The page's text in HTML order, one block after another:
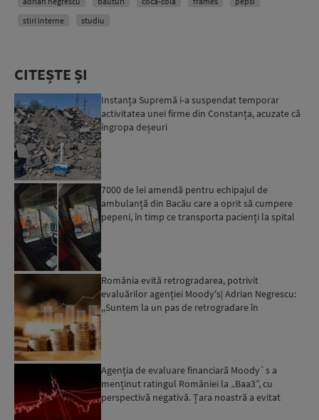
stiri interne
studiu
CITEȘTE ȘI
Instanța Supremă i-a suspendat temporar
activitatea unei firme din Constanța, acuzate că
îngropa deșeuri
7000 de lei amendă pentru echipajul de
ambulanță din Bacău care a oprit să cumpere
pepeni, în timp ce transporta pacienți la spital
România evită retrogradarea, potrivit
evaluărilor agenției Moody's| Adrian Negrescu:
,,Suntem la un pas de retrogradare în
Agenția de evaluare financiară Moody`s a
menținut ratingul României la „Baa3”, cu
perspectivă negativă. Țara noastră a evitat